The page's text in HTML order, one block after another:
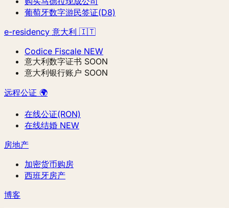
葡萄牙数字游民签证(D8)
e-residency 意大利 🇮🇹
Codice Fiscale NEW
意大利数字证书 SOON
意大利银行账户 SOON
远程公证 🌍
在线公证(RON)
在线结婚 NEW
房地产
加密货币购房
西班牙房产
博客